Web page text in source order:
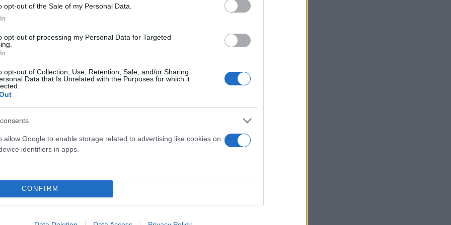
opt-out of the Sale of my Personal Data.
opt-out of processing my Personal Data for Targeted
opt-out of Collection, Use, Retention, Sale, and/or Sharing
Data that Is Unrelated with the Purposes for which it
allow Google to enable storage related to advertising like cookies on
identifiers in apps.
CONFIRM
σεισμός της τάξης 3-4 βαθμών Ρίχτερ εκδηλώνεται κάθε
σεισμολόγων για την πιθανότητα εκδήλωσης ενός ισχυρού
στη θάλασσα, θέτει σε επιφυλακή τους επιστήμονες
ενός παλιρροϊκού κύματος, που μπορεί να πολλαπλασιάσει